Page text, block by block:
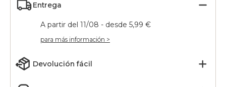
Entrega
A partir del 11/08 - desde 5,99 €
para más información >
Devolución fácil